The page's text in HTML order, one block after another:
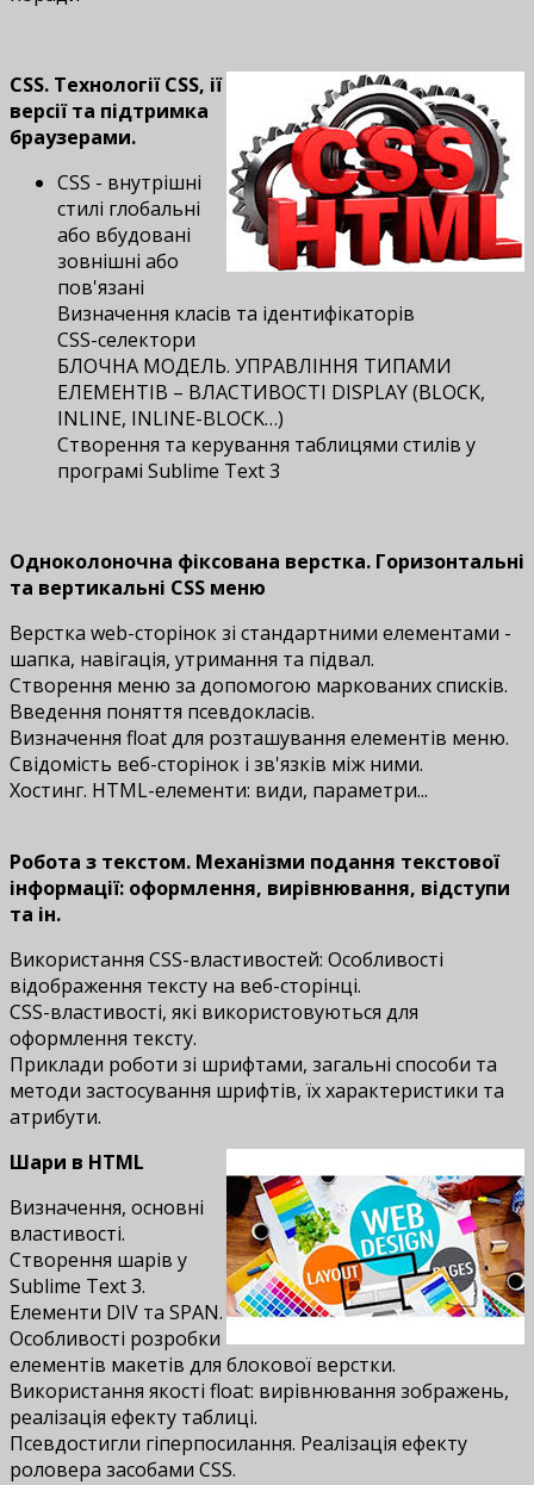
CSS. Технології CSS, ії
версії та підтримка
браузерами.
CSS - внутрішні
стилі глобальні
або вбудовані
зовнішні або
пов'язані
Визначення класів та ідентифікаторів
CSS-селектори
БЛОЧНА МОДЕЛЬ. УПРАВЛІННЯ ТИПАМИ
ЕЛЕМЕНТІВ – ВЛАСТИВОСТІ DISPLAY (BLOCK,
INLINE, INLINE-BLOCK…)
Створення та керування таблицями стилів у
програмі Sublime Text 3
Одноколоночна фіксована верстка. Горизонтальні
та вертикальні CSS меню
Верстка web-сторінок зі стандартними елементами -
шапка, навігація, утримання та підвал.
Створення меню за допомогою маркованих списків.
Введення поняття псевдокласів.
Визначення float для розташування елементів меню.
Свідомість веб-сторінок і зв'язків між ними.
Хостинг. HTML-елементи: види, параметри...
Робота з текстом. Механізми подання текстової
інформації: оформлення, вирівнювання, відступи
та ін.
Використання CSS-властивостей: Особливості
відображення тексту на веб-сторінці.
CSS-властивості, які використовуються для
оформлення тексту.
Приклади роботи зі шрифтами, загальні способи та
методи застосування шрифтів, їх характеристики та
атрибути.
Шари в HTML
Визначення, основні
властивості.
Створення шарів у
Sublime Text 3.
Елементи DIV та SPAN.
Особливості розробки
елементів макетів для блокової верстки.
Використання якості float: вирівнювання зображень,
реалізація ефекту таблиці.
Псевдостигли гіперпосилання. Реалізація ефекту
роловера засобами CSS.